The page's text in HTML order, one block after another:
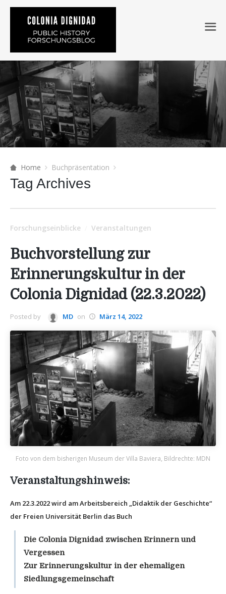
Home Buchpräsentation
Tag Archives
Forschungseinblicke Veranstaltungen
Buchvorstellung zur
Erinnerungskultur in der
Colonia Dignidad (22.3.2022)
Posted by MD on März 14, 2022
Foto von dem bisherigen Museum der Villa Baviera, Bildrechte: MDN
Veranstaltungshinweis:
Am 22.3.2022 wird am Arbeitsbereich „Didaktik der Geschichte“
der Freien Universität Berlin das Buch
Die Colonia Dignidad zwischen Erinnern und
Vergessen
Zur Erinnerungskultur in der ehemaligen
Siedlungsgemeinschaft